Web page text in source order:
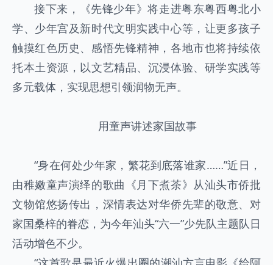
接下来，《先锋少年》将走进粤东粤西粤北小
学、少年宫及新时代文明实践中心等，让更多孩子
触摸红色历史、感悟先锋精神，各地市也将持续依
托本土资源，以文艺精品、沉浸体验、研学实践等
多元载体，实现思想引领润物无声。
用童声讲述家国故事
“身在何处少年家，繁花到底落谁家……”近日，
由稚嫩童声演绎的歌曲《月下煮茶》从汕头市侨批
文物馆悠扬传出，深情表达对华侨先辈的敬意、对
家国桑梓的眷恋，为今年汕头“六一”少先队主题队日
活动增色不少。